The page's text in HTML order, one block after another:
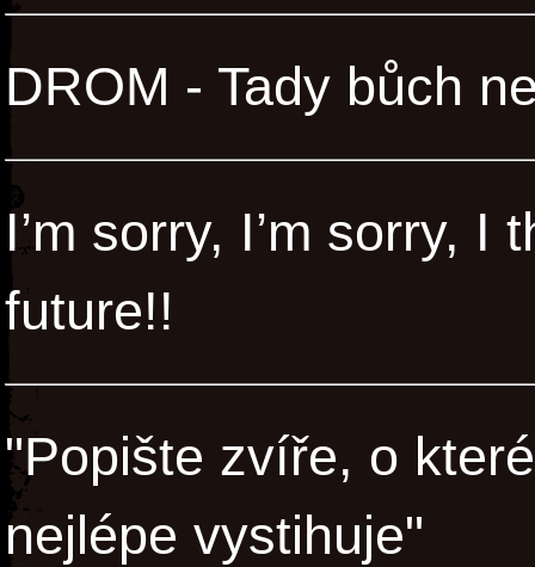
DROM - Tady bůch
I’m sorry, I’m sorry,
future!!
"Popište zvíře, o
nejlépe vystihuje"